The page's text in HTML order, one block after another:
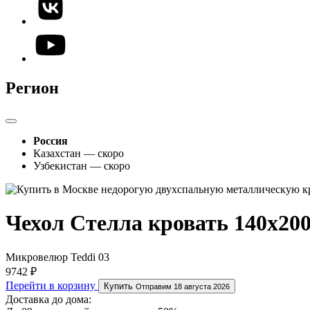
Регион
Россия
Казахстан — скоро
Узбекистан — скоро
Чехол Стелла кровать
Микровелюр Teddi 03
9742 ₽
Перейти в корзину
Купить Отправим 18 августа 2026
Доставка до дома: